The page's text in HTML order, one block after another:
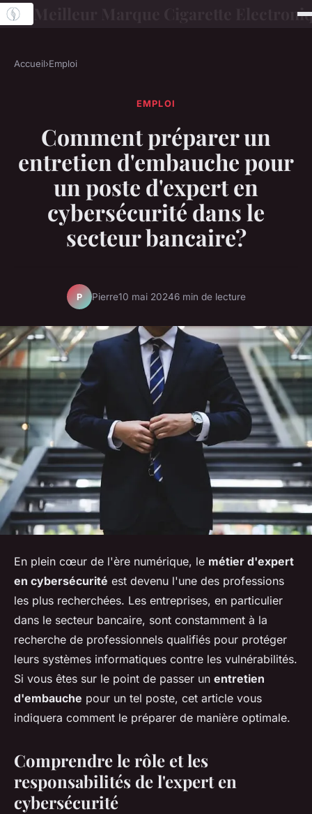
Meilleur Marque Cigarette
Accueil›Emploi
EMPLOI
Comment préparer un
entretien d'embauche pour
un poste d'expert en
cybersécurité dans le
secteur bancaire?
P Pierre10 mai 20246 min de lecture
En plein cœur de l'ère numérique, le métier d'expert
en cybersécurité est devenu l'une des professions
les plus recherchées. Les entreprises, en particulier
dans le secteur bancaire, sont constamment à la
recherche de professionnels qualifiés pour protéger
leurs systèmes informatiques contre les vulnérabilités.
Si vous êtes sur le point de passer un entretien
d'embauche pour un tel poste, cet article vous
indiquera comment le préparer de manière optimale.
Comprendre le rôle et les
responsabilités de l'expert en
cybersécurité